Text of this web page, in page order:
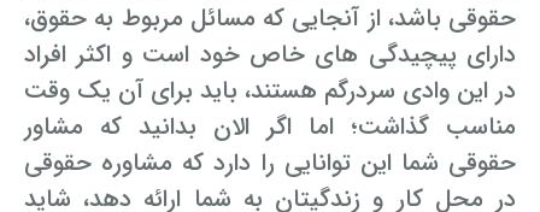
حقوقی باشد، از آنجایی که مسائل مربوط به حقوق،
دارای پیچیدگی های خاص خود است و اکثر افراد
در این وادی سردرگم هستند، باید برای آن یک وقت
مناسب گذاشت؛ اما اگر الان بدانید که مشاور
حقوقی شما این توانایی را دارد که مشاوره حقوقی
در محل کار و زندگیتان به شما ارائه دهد، شاید